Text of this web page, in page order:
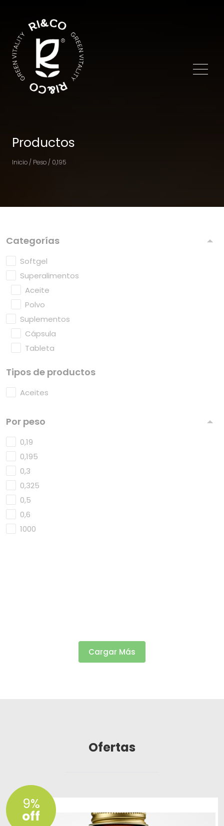
Productos
Inicio / Peso / 0,195
Categorías
Softgel
Superalimentos
Aceite
Polvo
Suplementos
Cápsula
Tableta
Tipos de productos
Aceites
Por peso
0,19
0,195
0,3
0,325
0,5
0,6
1000
Cargar Más
Ofertas
9%
off